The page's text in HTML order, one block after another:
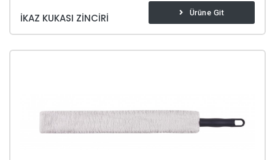
İKAZ KUKASI ZINCIRI Ürüne Git